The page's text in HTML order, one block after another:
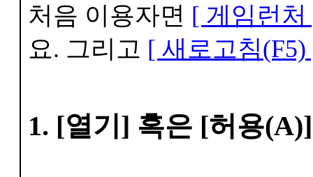
처음 이용자면 [ 게임런처
요. 그리고 [ 새로고침(F5)
1. [열기] 혹은 [허용